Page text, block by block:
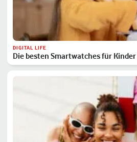
DIGITAL LIFE
Die besten Smartwatches für Kinder